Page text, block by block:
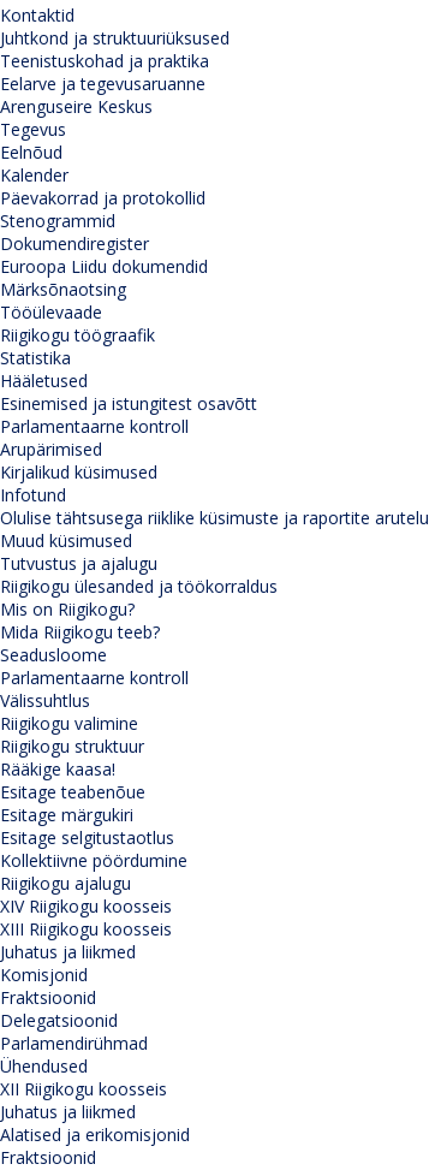
Kontaktid
Juhtkond ja struktuuriüksused
Teenistuskohad ja praktika
Eelarve ja tegevusaruanne
Arenguseire Keskus
Tegevus
Eelnõud
Kalender
Päevakorrad ja protokollid
Stenogrammid
Dokumendiregister
Euroopa Liidu dokumendid
Märksõnaotsing
Tööülevaade
Riigikogu töögraafik
Statistika
Hääletused
Esinemised ja istungitest osavõtt
Parlamentaarne kontroll
Arupärimised
Kirjalikud küsimused
Infotund
Olulise tähtsusega riiklike küsimuste ja raportite arutelu
Muud küsimused
Tutvustus ja ajalugu
Riigikogu ülesanded ja töökorraldus
Mis on Riigikogu?
Mida Riigikogu teeb?
Seadusloome
Parlamentaarne kontroll
Välissuhtlus
Riigikogu valimine
Riigikogu struktuur
Rääkige kaasa!
Esitage teabenõue
Esitage märgukiri
Esitage selgitustaotlus
Kollektiivne pöördumine
Riigikogu ajalugu
XIV Riigikogu koosseis
XIII Riigikogu koosseis
Juhatus ja liikmed
Komisjonid
Fraktsioonid
Delegatsioonid
Parlamendirühmad
Ühendused
XII Riigikogu koosseis
Juhatus ja liikmed
Alatised ja erikomisjonid
Fraktsioonid